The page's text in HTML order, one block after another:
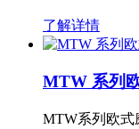
了解详情
MTW 系列
MTW系列欧式